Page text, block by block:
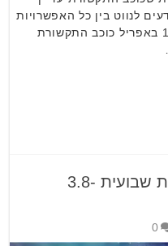
לנווט בין כל האפשרויות
שלכם להתפנק. טלה 21 במרץ עד 19 באפריל כוכב התקשורת
הורוסקופ/אסטרולוגיה: תחזית שבועית 3.8-
0